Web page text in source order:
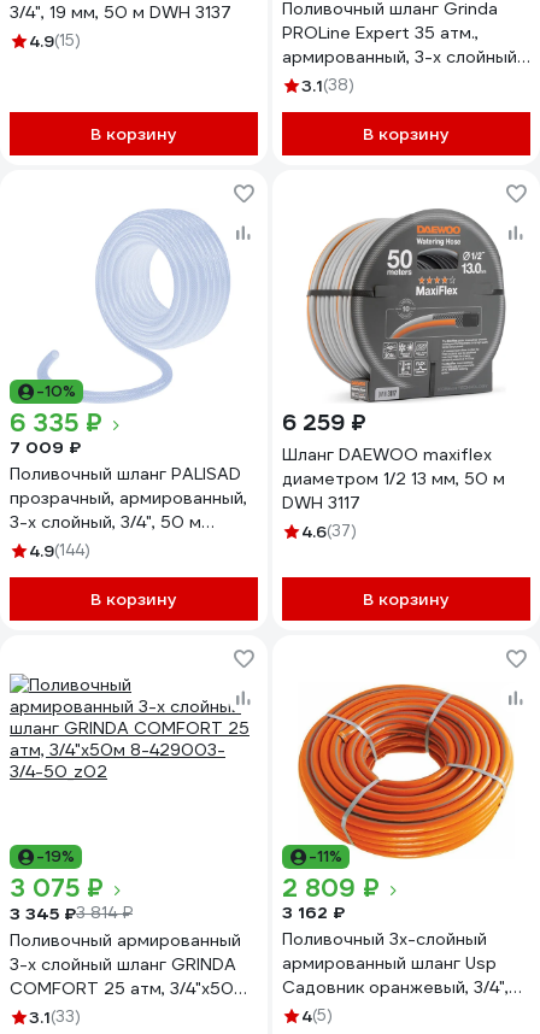
3/4", 19 мм, 50 м DWH 3137
4.9(15)
В корзину
Поливочный шланг Grinda
PROLine Expert 35 атм.,
армированный, 3-х слойный,
1/2х50м 8-429005-1/2-
3.1(38)
В корзину
-10%
6 335 ₽
7 009 ₽
Поливочный шланг PALISAD
прозрачный, армированный,
3-х слойный, 3/4", 50 м
67365
4.9(144)
В корзину
6 259 ₽
Шланг DAEWOO maxiflex
диаметром 1/2 13 мм, 50 м
DWH 3117
4.6(37)
В корзину
-19%
3 075 ₽
3 345 ₽3 814 ₽
Поливочный армированный
3-х слойный шланг GRINDA
COMFORT 25 атм, 3/4"х50м
8-429003-3/4-50_z02
3.1(33)
-11%
2 809 ₽
3 162 ₽
Поливочный 3х-слойный
армированный шланг Usp
Садовник оранжевый, 3/4",
50 м 77285-12-5
4(5)